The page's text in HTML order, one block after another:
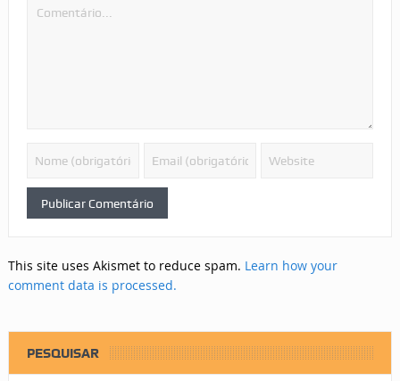
This site uses Akismet to reduce spam. Learn how your
comment data is processed.
PESQUISAR